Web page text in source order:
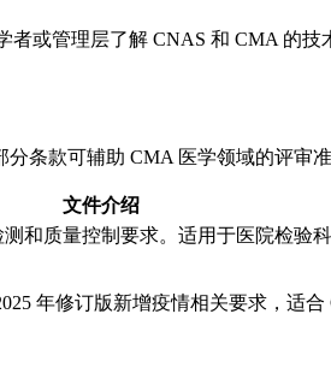
或管理层了解 CNAS 和 CMA 的技
条款可辅助 CMA 医学领域的评审准
文件介绍
和质量控制要求。适用于医院检验
年修订版新增疫情相关要求，适合